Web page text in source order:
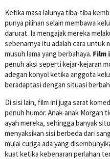
Ketika masa lalunya tiba-tiba
punya pilihan selain membawa
darurat. Ia mengajak mereka
sebenarnya itu adalah cara untuk
musuh lama yang berbahaya. Film
penuh aksi seperti kejar-kejaran
adegan konyol ketika anggota
beradaptasi dengan situasi
Di sisi lain, film ini juga sarat
penuh humor. Anak-anak Morgan
ayah mereka, sehingga banyak
menyaksikan sisi berbeda dari
mulai curiga ada yang
kuat ketika kebenaran perlahan